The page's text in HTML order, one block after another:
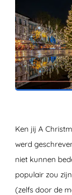
Ken jij A
werd
niet kunnen
populair zou
(zelfs door de